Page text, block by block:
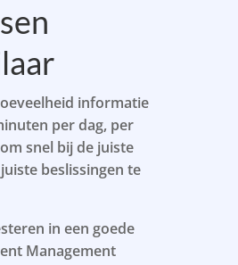
informatie
per dag, per
snel bij de juiste
beslissingen te
in een goede
Management